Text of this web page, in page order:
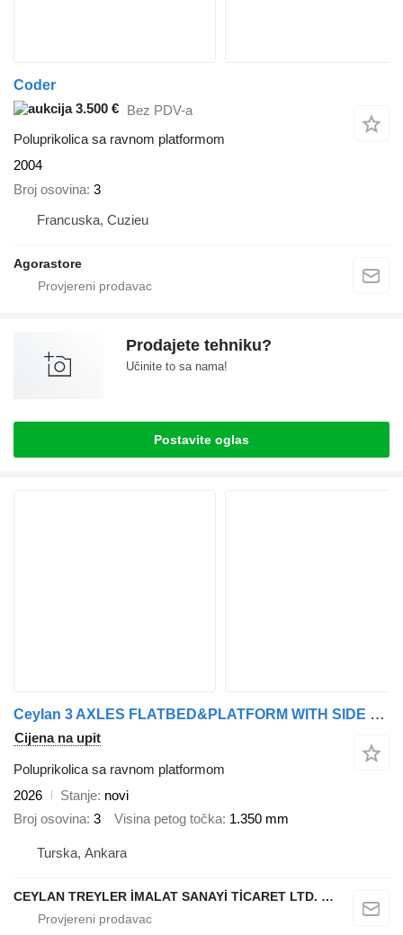
Coder
3.500 € Bez PDV-a
Poluprikolica sa ravnom platformom
2004
Broj osovina 3
Francuska, Cuzieu
Agorastore
Prodajete tehniku?
Učinite to sa nama!
Postavite oglas
Ceylan 3 AXLES FLATBED&PLATFORM WITH SIDE COVER
Cijena na upit
Poluprikolica sa ravnom platformom
2026
Stanje novi
Broj osovina 3 Visina petog točka 1.350 mm
Turska, Ankara
CEYLAN TREYLER İMALAT SANAYİ TİCARET LTD. ŞTİ.